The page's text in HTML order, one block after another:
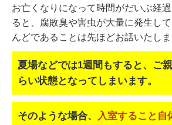
お亡くなりになって時間がだいぶ経
ると、腐敗臭や害虫が大量に発生し
んどであることは先ほどお話いたしま
夏場などでは1週間もすると、ご
らい状態となってしまいます。
そのような場合、 入室すること自